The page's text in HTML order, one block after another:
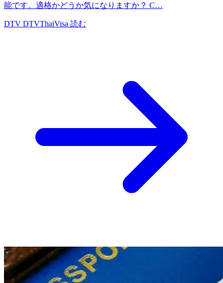
能です。適格かどうか気になりますか？ C…
DTV DTVThaiVisa 読む